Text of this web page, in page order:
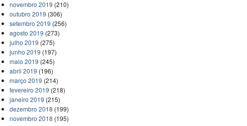
novembro 2019 (210)
outubro 2019 (306)
setembro 2019 (256)
agosto 2019 (273)
julho 2019 (275)
junho 2019 (197)
maio 2019 (245)
abril 2019 (196)
março 2019 (214)
fevereiro 2019 (218)
janeiro 2019 (215)
dezembro 2018 (199)
novembro 2018 (195)